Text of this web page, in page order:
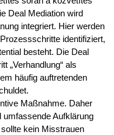
Deal Media­ti­on wird
integriert. Hier werden
identi­fi­ziert,
besteht. Die Deal
„Verhand­lung“ als
häufig auftre­ten­den
Maßnah­me. Daher
umfas­sen­de Aufklä­rung
kein Misstrau­en